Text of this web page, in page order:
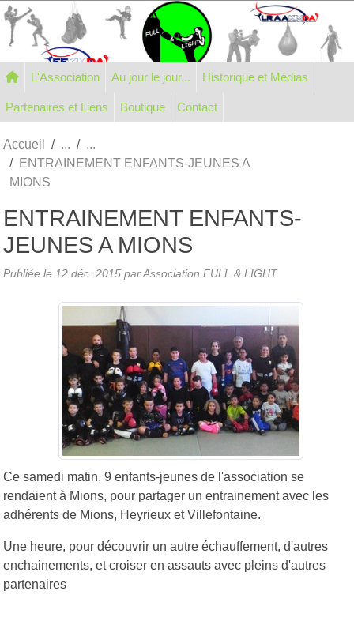
L'Association Au jour le jour... Historique et Médias
Partenaires et Liens Boutique Contact
Accueil
ENTRAINEMENT ENFANTS-JEUNES A
MIONS
ENTRAINEMENT ENFANTS-
JEUNES A MIONS
Publiée le 12 déc. 2015 par Association FULL & LIGHT
Ce samedi matin, 9 enfants-jeunes de l'association se
rendaient à Mions, pour partager un entrainement avec les
adhérents de Mions, Heyrieux et Villefontaine.
Une heure, pour découvrir un autre échauffement, d'autres
enchainements, et croiser en assauts avec pleins d'autres
partenaires
Panneau de gestion des cookies